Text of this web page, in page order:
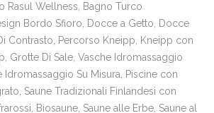
Rasul Wellness, Bagno Turco
Bordo Sfioro, Docce a Getto, Docce
Contrasto, Percorso Kneipp, Kneipp con
Grotte Di Sale, Vasche Idromassaggio
Idromassaggio Su Misura, Piscine con
Saune Tradizionali Finlandesi con
Biosaune, Saune alle Erbe, Saune al